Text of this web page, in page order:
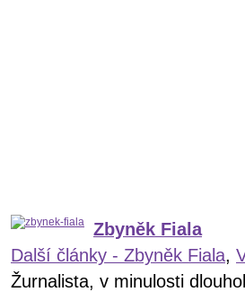
Zbyněk Fiala
Další články - Zbyněk Fiala,
Žurnalista, v minulosti